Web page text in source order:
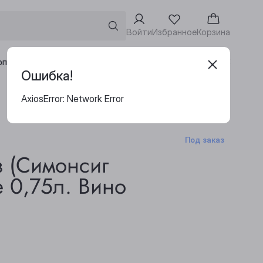
ВойтиИзбранноеКорзина
клиентам Адреса винотек
Под заказ
0,75л. Вино
Ошибка!
AxiosError: Network Error